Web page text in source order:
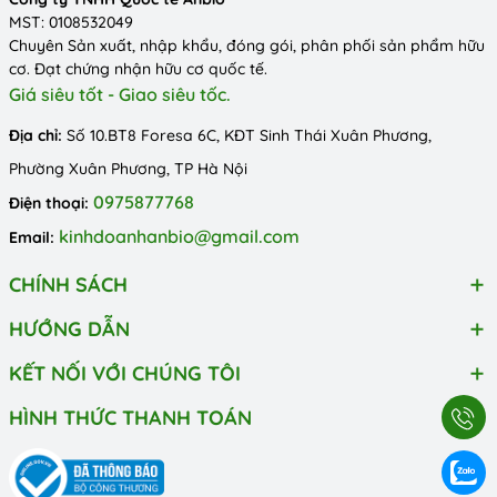
MST: 0108532049
Chuyên Sản xuất, nhập khẩu, đóng gói, phân phối sản phẩm hữu
cơ. Đạt chứng nhận hữu cơ quốc tế.
Giá siêu tốt - Giao siêu tốc.
Địa chỉ: Số 10.BT8 Foresa 6C, KĐT Sinh Thái Xuân Phương,
Phường Xuân Phương, TP Hà Nội
Điện thoại: 0975877768
Email: kinhdoanhanbio@gmail.com
CHÍNH SÁCH
HƯỚNG DẪN
KẾT NỐI VỚI CHÚNG TÔI
HÌNH THỨC THANH TOÁN